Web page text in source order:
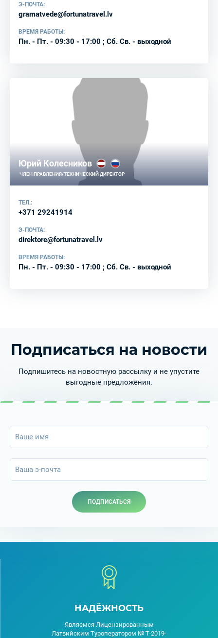
Э-ПОЧТА:
gramatvede@fortunatravel.lv
ВРЕМЯ РАБОТЫ:
Пн. - Пт. - 09:30 - 17:00 ; Сб. Св. - выходной
Юрий Колесников
ЧЛЕН ПРАВЛЕНИЯ/ТЕХНИЧЕСКИЙ ДИРЕКТОР
ТЕЛ.:
+371 29241914
Э-ПОЧТА:
direktore@fortunatravel.lv
ВРЕМЯ РАБОТЫ:
Пн. - Пт. - 09:30 - 17:00 ; Сб. Св. - выходной
Подписаться на новости
Подпишитесь на новостную рассылку и не упустите
выгодные предложения.
ПОДПИСАТЬСЯ
НАДЁЖНОСТЬ
Являемся Лицензированным
Латвийским Туроператором № T-2019-